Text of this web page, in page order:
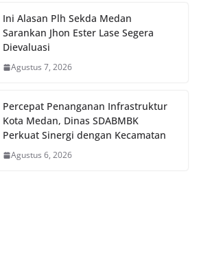
Ini Alasan Plh Sekda Medan
Sarankan Jhon Ester Lase Segera
Dievaluasi
Agustus 7, 2026
Percepat Penanganan Infrastruktur
Kota Medan, Dinas SDABMBK
Perkuat Sinergi dengan Kecamatan
Agustus 6, 2026